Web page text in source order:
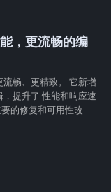
，更流畅的编
畅、更精致。 它新增
提升了 性能和响应速
的修复和可用性改